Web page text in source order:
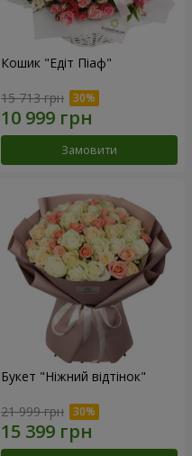
Кошик "Едіт Піаф"
15 713 грн
Замовити
Букет "Ніжний відтінок"
21 999 грн